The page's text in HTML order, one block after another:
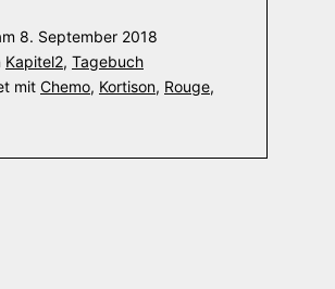
8. September 2018
Kapitel2, Tagebuch
mit Chemo, Kortison, Rouge,